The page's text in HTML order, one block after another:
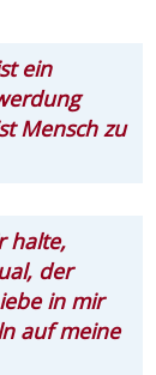
ein
Mensch zu
halte,
der
in mir
auf meine